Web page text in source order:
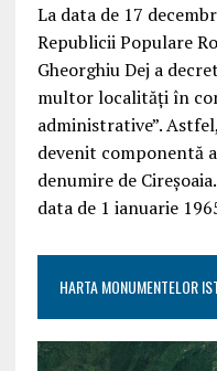
La data de 17
Republicii Populare
Gheorghiu Dej a
multor localități în
administrative”.
devenit componentă
denumire de
data de 1 ianuarie
HARTA MONUMENTELOR